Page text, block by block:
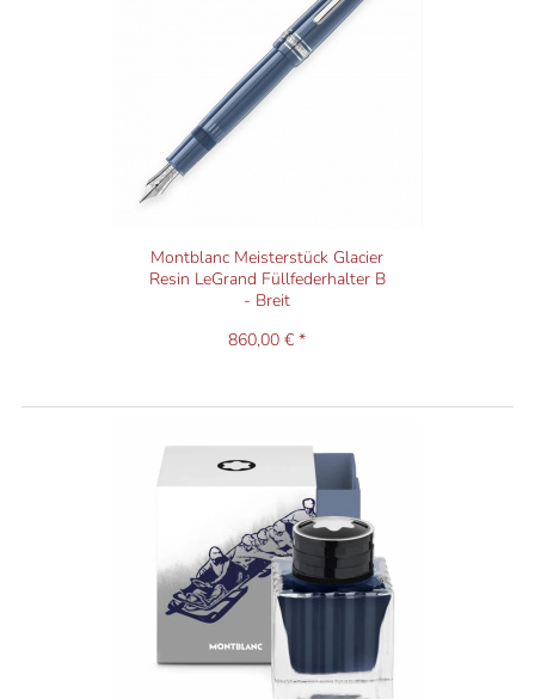
Montblanc Meisterstück Glacier
Resin LeGrand Füllfederhalter B
- Breit
860,00 € *